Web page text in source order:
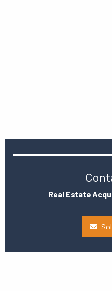
Real Estate